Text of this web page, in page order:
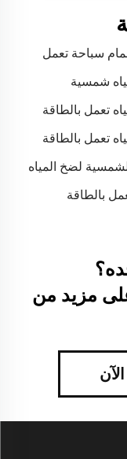
سباحة تعمل
شمسية
تعمل بالطاقة
تعمل بالطاقة
لضخ المياه
بالطاقة
مزيد من